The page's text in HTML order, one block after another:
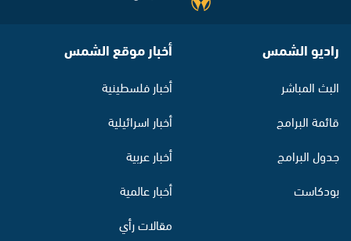
راديو الشمس
البث المباشر
قائمة البرامج
جدول البرامج
بودكاست
أخبار موقع الشمس
أخبار فلسطينية
أخبار اسرائيلية
أخبار عربية
أخبار عالمية
مقالات رأي